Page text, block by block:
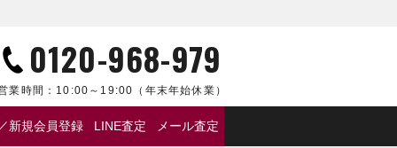
0120-968-979
業時間： 10:00～19:00 （年末年始休業）
新規会員登録 LINE査定 メール査定